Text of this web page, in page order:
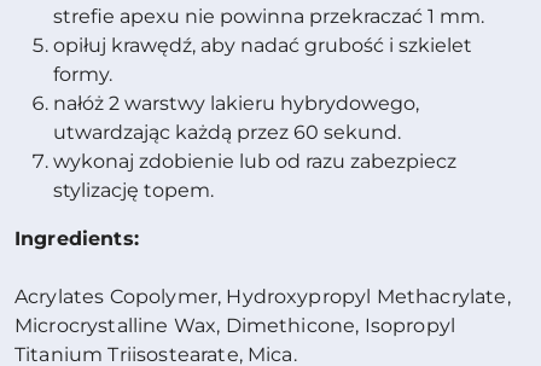
strefie apexu nie powinna przekraczać 1 mm.
opiłuj krawędź, aby nadać grubość i szkielet
formy.
nałóż 2 warstwy lakieru hybrydowego,
utwardzając każdą przez 60 sekund.
wykonaj zdobienie lub od razu zabezpiecz
stylizację topem.
Ingredients:
Acrylates Copolymer, Hydroxypropyl Methacrylate,
Microcrystalline Wax, Dimethicone, Isopropyl
Titanium Triisostearate, Mica.